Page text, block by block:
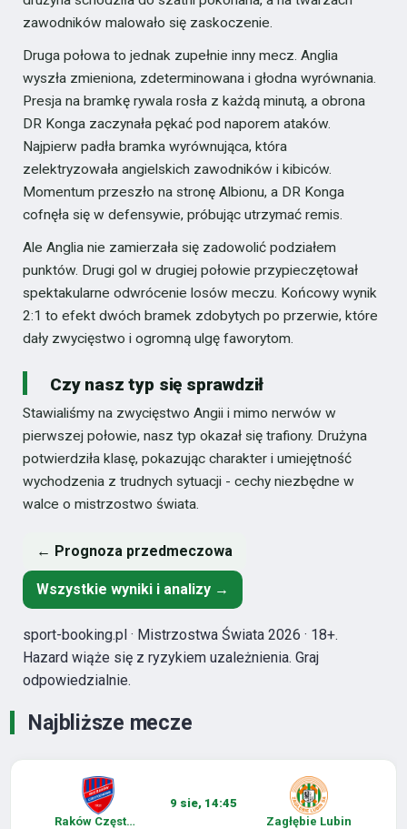
Najbliższe mecze
Raków Częstochowa
9 sie, 14:45
Zagłębie Lubin
zawodników malowało się zaskoczenie.
Druga połowa to jednak zupełnie inny mecz. Anglia
wyszła zmieniona, zdeterminowana i głodna wyrównania.
Presja na bramkę rywala rosła z każdą minutą, a obrona
DR Konga zaczynała pękać pod naporem ataków.
Najpierw padła bramka wyrównująca, która
zelektryzowała angielskich zawodników i kibiców.
Momentum przeszło na stronę Albionu, a DR Konga
cofnęła się w defensywie, próbując utrzymać remis.
Ale Anglia nie zamierzała się zadowolić podziałem
punktów. Drugi gol w drugiej połowie przypieczętował
spektakularne odwrócenie losów meczu. Końcowy wynik
2:1 to efekt dwóch bramek zdobytych po przerwie, które
dały zwycięstwo i ogromną ulgę faworytom.
Czy nasz typ się sprawdził
Stawialiśmy na zwycięstwo Angii i mimo nerwów w
pierwszej połowie, nasz typ okazał się trafiony. Drużyna
potwierdziła klasę, pokazując charakter i umiejętność
wychodzenia z trudnych sytuacji - cechy niezbędne w
walce o mistrzostwo świata.
← Prognoza przedmeczowa
Wszystkie wyniki i analizy →
sport-booking.pl · Mistrzostwa Świata 2026 · 18+.
Hazard wiąże się z ryzykiem uzależnienia. Graj
odpowiedzialnie.